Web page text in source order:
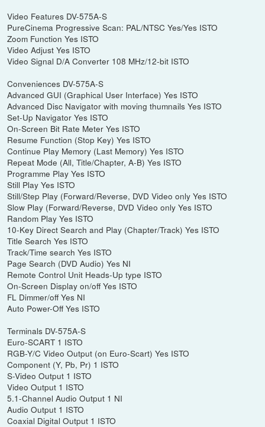
Video Features DV-575A-S
PureCinema Progressive Scan: PAL/NTSC Yes/Yes ISTO
Zoom Function Yes ISTO
Video Adjust Yes ISTO
Video Signal D/A Converter 108 MHz/12-bit ISTO
Conveniences DV-575A-S
Advanced GUI (Graphical User Interface) Yes ISTO
Advanced Disc Navigator with moving thumnails Yes ISTO
Set-Up Navigator Yes ISTO
On-Screen Bit Rate Meter Yes ISTO
Resume Function (Stop Key) Yes ISTO
Continue Play Memory (Last Memory) Yes ISTO
Repeat Mode (All, Title/Chapter, A-B) Yes ISTO
Programme Play Yes ISTO
Still Play Yes ISTO
Still/Step Play (Forward/Reverse, DVD Video only Yes ISTO
Slow Play (Forward/Reverse, DVD Video only Yes ISTO
Random Play Yes ISTO
10-Key Direct Search and Play (Chapter/Track) Yes ISTO
Title Search Yes ISTO
Track/Time search Yes ISTO
Page Search (DVD Audio) Yes NI
Remote Control Unit Heads-Up type ISTO
On-Screen Display on/off Yes ISTO
FL Dimmer/off Yes NI
Auto Power-Off Yes ISTO
Terminals DV-575A-S
Euro-SCART 1 ISTO
RGB-Y/C Video Output (on Euro-Scart) Yes ISTO
Component (Y, Pb, Pr) 1 ISTO
S-Video Output 1 ISTO
Video Output 1 ISTO
5.1-Channel Audio Output 1 NI
Audio Output 1 ISTO
Coaxial Digital Output 1 ISTO